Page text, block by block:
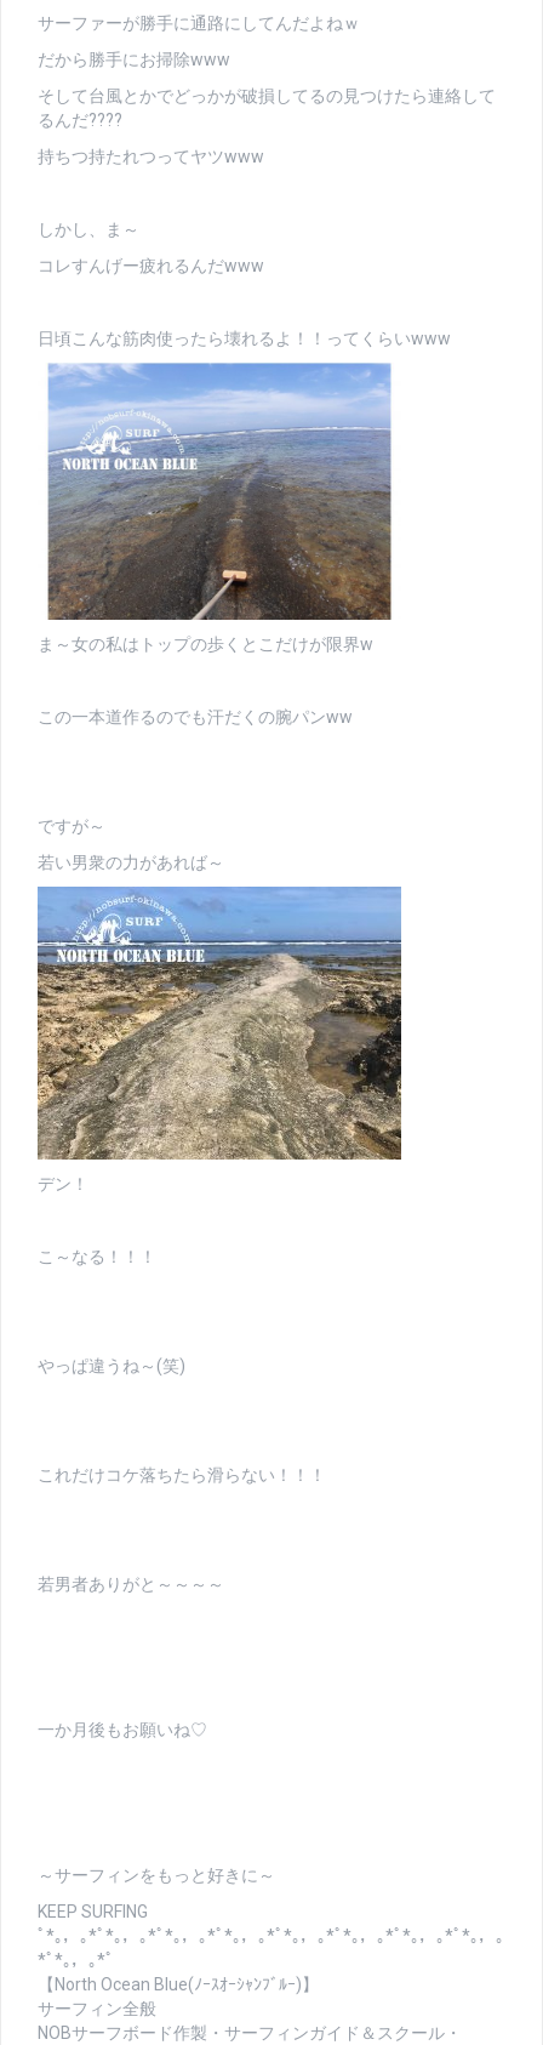
サーファーが勝手に通路にしてんだよねｗ
だから勝手にお掃除www
そして台風とかでどっかが破損してるの見つけたら連絡して
るんだ????
持ちつ持たれつってヤツwww
しかし、ま～
コレすんげー疲れるんだwww
日頃こんな筋肉使ったら壊れるよ！！ってくらいwww
ま～女の私はトップの歩くとこだけが限界w
この一本道作るのでも汗だくの腕パンww
ですが～
若い男衆の力があれば～
デン！
こ～なる！！！
やっぱ違うね～(笑)
これだけコケ落ちたら滑らない！！！
若男者ありがと～～～～
一か月後もお願いね♡
～サーフィンをもっと好きに～
KEEP SURFING
ﾟ*｡，｡*ﾟ*｡，｡*ﾟ*｡，｡*ﾟ*｡，｡*ﾟ*｡，｡*ﾟ*｡，｡*ﾟ*｡，｡*ﾟ*｡，｡
*ﾟ*｡，｡*ﾟ
【North Ocean Blue(ﾉｰｽｵｰｼｬﾝﾌﾞﾙｰ)】
サーフィン全般
NOBサーフボード作製・サーフィンガイド＆スクール・